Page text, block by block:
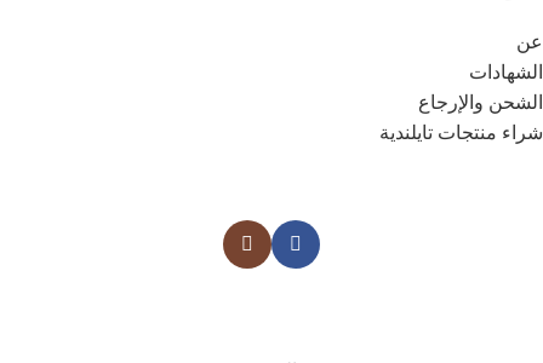
عن
الشهادات
الشحن والإرجاع
شراء منتجات تايلندية